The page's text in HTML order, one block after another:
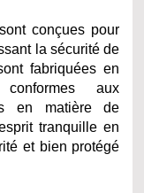
conçues pour
la sécurité de
fabriquées en
aux
en matière de
tranquille en
et bien protégé